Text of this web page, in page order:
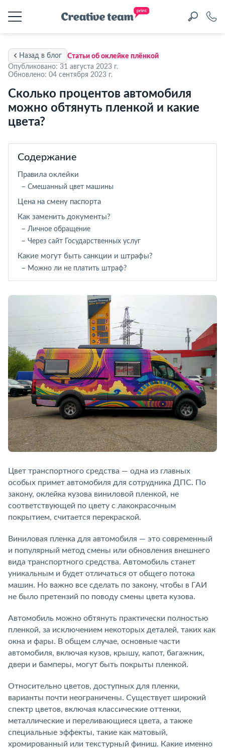
Назад в блог
Статьи об оклейке плёнкой
Опубликовано: 31 августа 2023 г.
Обновлено: 04 сентября 2023 г.
Сколько процентов автомобиля
можно обтянуть пленкой и какие
цвета?
Цвет транспортного средства — одна из главных
особых примет автомобиля для сотрудника ДПС. По
закону, оклейка кузова виниловой пленкой, не
соответствующей по цвету с лакокрасочным
покрытием, считается перекраской.
Виниловая пленка для автомобиля — это современный
и популярный метод смены или обновления внешнего
вида транспортного средства. Автомобиль станет
уникальным и будет отличаться от общего потока
машин. Но важно все сделать по закону, чтобы в ГАИ
не было претензий по поводу смены цвета кузова.
Автомобиль можно обтянуть практически полностью
пленкой, за исключением некоторых деталей, таких как
окна и фары. В общем случае, основные части
автомобиля, включая кузов, крышу, капот, багажник,
двери и бамперы, могут быть покрыты пленкой.
Относительно цветов, доступных для пленки,
варианты почти неограничены. Существует широкий
спектр цветов, включая классические оттенки,
металлические и переливающиеся цвета, а также
специальные эффекты, такие как матовый,
хромированный или текстурный финиш. Какие именно
Содержание
Правила оклейки
Смешанный цвет машины
Цена на смену паспорта
Как заменить документы?
Личное обращение
Через сайт Государственных услуг
Какие могут быть санкции и штрафы?
Можно ли не платить штраф?